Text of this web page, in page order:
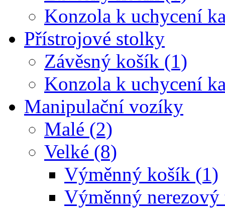
Konzola k uchycení
Přístrojové stolky
Závěsný košík (1)
Konzola k uchycení
Manipulační vozíky
Malé (2)
Velké (8)
Výměnný košík (1)
Výměnný nerezový